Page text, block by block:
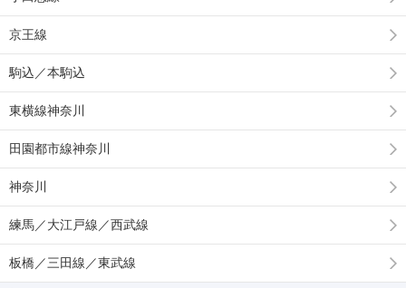
京王線
駒込／本駒込
東横線神奈川
田園都市線神奈川
神奈川
練馬／大江戸線／西武線
板橋／三田線／東武線